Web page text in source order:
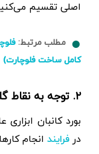
اصلی تقسیم
مطلب مرتبط:
کامل ساخت فلوچارت)
۲. توجه به نقاط گلوگاه گردش کار در بوردهای کانبان
بورد کانبان
در فرایند انجام